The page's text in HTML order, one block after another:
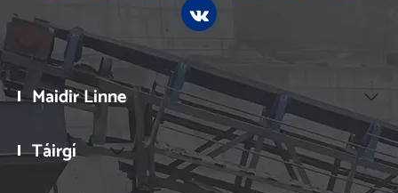
Maidir Linne 
Táirgí 